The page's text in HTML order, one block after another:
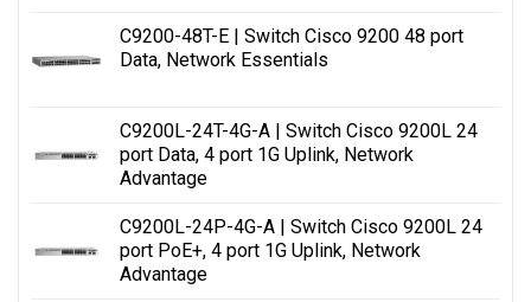
C9200-48T-E | Switch Cisco 9200 48 port
Data, Network Essentials
C9200L-24T-4G-A | Switch Cisco 9200L 24
port Data, 4 port 1G Uplink, Network
Advantage
C9200L-24P-4G-A | Switch Cisco 9200L 24
port PoE+, 4 port 1G Uplink, Network
Advantage